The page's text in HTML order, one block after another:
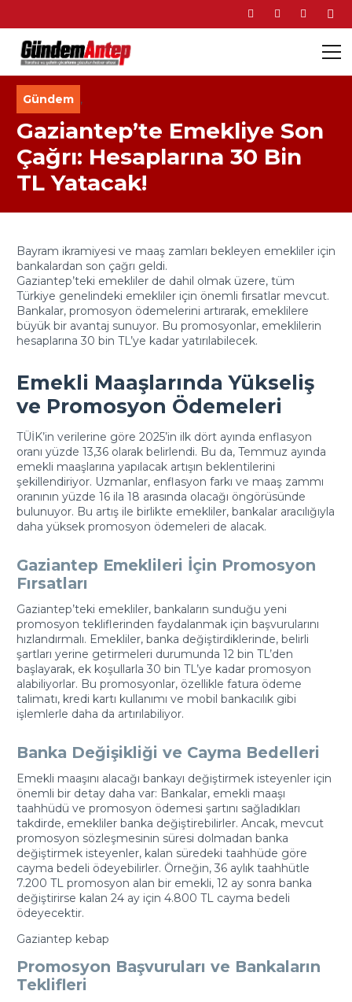
Gündem ,
Gaziantep’te Emekliye Son
Çağrı: Hesaplarına 30 Bin
TL Yatacak!
Bayram ikramiyesi ve maaş zamları bekleyen emekliler için
bankalardan son çağrı geldi.
Gaziantep’teki emekliler de dahil olmak üzere, tüm
Türkiye genelindeki emekliler için önemli fırsatlar mevcut.
Bankalar, promosyon ödemelerini artırarak, emeklilere
büyük bir avantaj sunuyor. Bu promosyonlar, emeklilerin
hesaplarına 30 bin TL’ye kadar yatırılabilecek.
Emekli Maaşlarında Yükseliş
ve Promosyon Ödemeleri
TÜİK’in verilerine göre 2025’in ilk dört ayında enflasyon
oranı yüzde 13,36 olarak belirlendi. Bu da, Temmuz ayında
emekli maaşlarına yapılacak artışın beklentilerini
şekillendiriyor. Uzmanlar, enflasyon farkı ve maaş zammı
oranının yüzde 16 ila 18 arasında olacağı öngörüsünde
bulunuyor. Bu artış ile birlikte emekliler, bankalar aracılığıyla
daha yüksek promosyon ödemeleri de alacak.
Gaziantep Emeklileri İçin Promosyon
Fırsatları
Gaziantep’teki emekliler, bankaların sunduğu yeni
promosyon tekliflerinden faydalanmak için başvurularını
hızlandırmalı. Emekliler, banka değiştirdiklerinde, belirli
şartları yerine getirmeleri durumunda 12 bin TL’den
başlayarak, ek koşullarla 30 bin TL’ye kadar promosyon
alabiliyorlar. Bu promosyonlar, özellikle fatura ödeme
talimatı, kredi kartı kullanımı ve mobil bankacılık gibi
işlemlerle daha da artırılabiliyor.
Banka Değişikliği ve Cayma Bedelleri
Emekli maaşını alacağı bankayı değiştirmek isteyenler için
önemli bir detay daha var: Bankalar, emekli maaşı
taahhüdü ve promosyon ödemesi şartını sağladıkları
takdirde, emekliler banka değiştirebilirler. Ancak, mevcut
promosyon sözleşmesinin süresi dolmadan banka
değiştirmek isteyenler, kalan süredeki taahhüde göre
cayma bedeli ödeyebilirler. Örneğin, 36 aylık taahhütle
7.200 TL promosyon alan bir emekli, 12 ay sonra banka
değiştirirse kalan 24 ay için 4.800 TL cayma bedeli
ödeyecektir.
Gaziantep kebap
Promosyon Başvuruları ve Bankaların
Teklifleri